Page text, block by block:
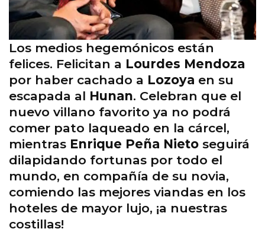
Los medios hegemónicos están
felices. Felicitan a Lourdes Mendoza
por haber cachado a Lozoya en su
escapada al Hunan. Celebran que el
nuevo villano favorito ya no podrá
comer pato laqueado en la cárcel,
mientras Enrique Peña Nieto seguirá
dilapidando fortunas por todo el
mundo, en compañía de su novia,
comiendo las mejores viandas en los
hoteles de mayor lujo, ¡a nuestras
costillas!